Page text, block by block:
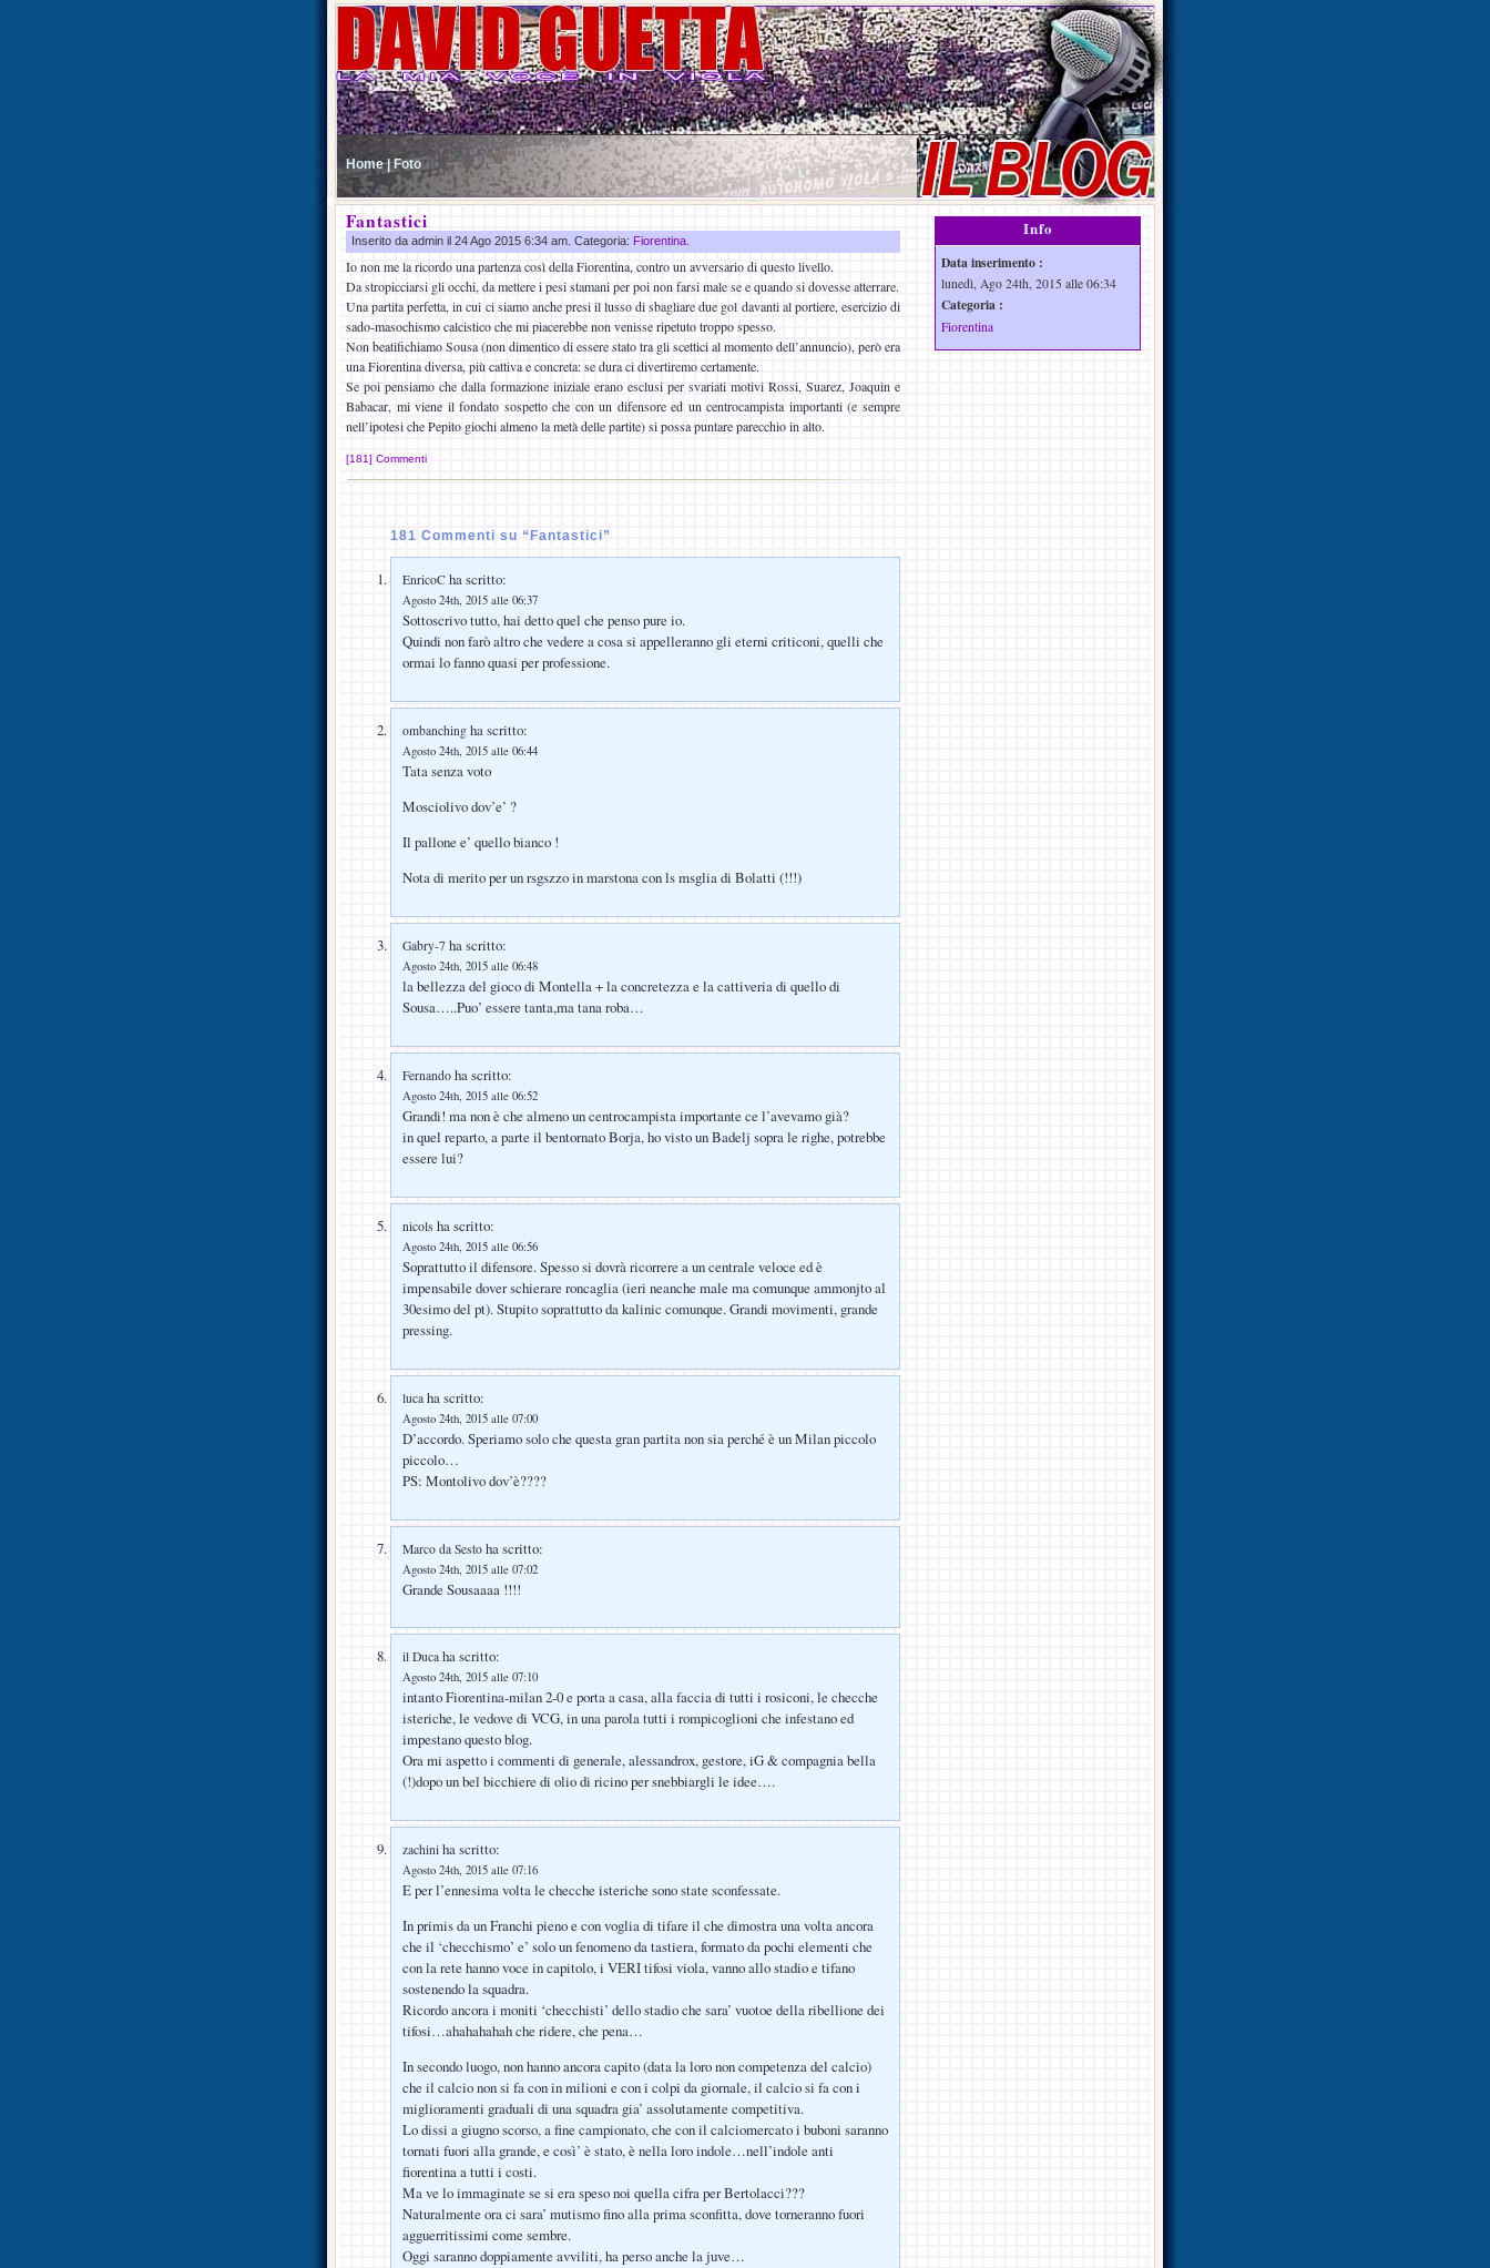
Home | Foto
Fantastici
Inserito da admin il 24 Ago 2015 6:34 am. Categoria: Fiorentina
Io non me la ricordo una partenza così della Fiorentina, contro un avversario di questo livello.
Da stropicciarsi gli occhi, da mettere i pesi stamani per poi non farsi male se e quando si dovesse atterrare.
Una partita perfetta, in cui ci siamo anche presi il lusso di sbagliare due gol davanti al portiere, esercizio di
sado-masochismo calcistico che mi piacerebbe non venisse ripetuto troppo spesso.
Non beatifichiamo Sousa (non dimentico di essere stato tra gli scettici al momento dell’annuncio), però era
una Fiorentina diversa, più cattiva e concreta: se dura ci divertiremo certamente.
Se poi pensiamo che dalla formazione iniziale erano esclusi per svariati motivi Rossi, Suarez, Joaquin e
Babacar, mi viene il fondato sospetto che con un difensore ed un centrocampista importanti (e sempre
nell’ipotesi che Pepito giochi almeno la metà delle partite) si possa puntare parecchio in alto.
[181] Commenti
181 Commenti su “Fantastici”
EnricoC ha scritto:
Agosto 24th, 2015 alle 06:37
Sottoscrivo tutto, hai detto quel che penso pure io.
Quindi non farò altro che vedere a cosa si appelleranno gli eterni criticoni, quelli che
ormai lo fanno quasi per professione.
ombanching ha scritto:
Agosto 24th, 2015 alle 06:44
Tata senza voto
Mosciolivo dov’e’ ?
Il pallone e’ quello bianco !
Nota di merito per un rsgszzo in marstona con ls msglia di Bolatti (!!!)
Gabry-7 ha scritto:
Agosto 24th, 2015 alle 06:48
la bellezza del gioco di Montella + la concretezza e la cattiveria di quello di
Sousa…..Puo’ essere tanta,ma tana roba…
Fernando ha scritto:
Agosto 24th, 2015 alle 06:52
Grandi! ma non è che almeno un centrocampista importante ce l’avevamo già?
in quel reparto, a parte il bentornato Borja, ho visto un Badelj sopra le righe, potrebbe
essere lui?
nicols ha scritto:
Agosto 24th, 2015 alle 06:56
Soprattutto il difensore. Spesso si dovrà ricorrere a un centrale veloce ed è
impensabile dover schierare roncaglia (ieri neanche male ma comunque ammonjto al
30esimo del pt). Stupito soprattutto da kalinic comunque. Grandi movimenti, grande
pressing.
luca ha scritto:
Agosto 24th, 2015 alle 07:00
D’accordo. Speriamo solo che questa gran partita non sia perché è un Milan piccolo
piccolo…
PS: Montolivo dov’è????
Marco da Sesto ha scritto:
Agosto 24th, 2015 alle 07:02
Grande Sousaaaa !!!!
il Duca ha scritto:
Agosto 24th, 2015 alle 07:10
intanto Fiorentina-milan 2-0 e porta a casa, alla faccia di tutti i rosiconi, le checche
isteriche, le vedove di VCG, in una parola tutti i rompicoglioni che infestano ed
impestano questo blog.
Ora mi aspetto i commenti di generale, alessandrox, gestore, iG & compagnia bella
(!)dopo un bel bicchiere di olio di ricino per snebbiargli le idee….
zachini ha scritto:
Agosto 24th, 2015 alle 07:16
E per l’ennesima volta le checche isteriche sono state sconfessate.
In primis da un Franchi pieno e con voglia di tifare il che dimostra una volta ancora
che il ‘checchismo’ e’ solo un fenomeno da tastiera, formato da pochi elementi che
con la rete hanno voce in capitolo, i VERI tifosi viola, vanno allo stadio e tifano
sostenendo la squadra.
Ricordo ancora i moniti ‘checchisti’ dello stadio che sara’ vuotoe della ribellione dei
tifosi…ahahahahah che ridere, che pena…
In secondo luogo, non hanno ancora capito (data la loro non competenza del calcio)
che il calcio non si fa con in milioni e con i colpi da giornale, il calcio si fa con i
miglioramenti graduali di una squadra gia’ assolutamente competitiva.
Lo dissi a giugno scorso, a fine campionato, che con il calciomercato i buboni saranno
tornati fuori alla grande, e così’ è stato, è nella loro indole…nell’indole anti
fiorentina a tutti i costi.
Ma ve lo immaginate se si era speso noi quella cifra per Bertolacci???
Naturalmente ora ci sara’ mutismo fino alla prima sconfitta, dove torneranno fuori
agguerritissimi come sembre.
Oggi saranno doppiamente avviliti, ha perso anche la juve…
Info
Data inserimento :
lunedì, Ago 24th, 2015 alle 06:34
Categoria :
Fiorentina